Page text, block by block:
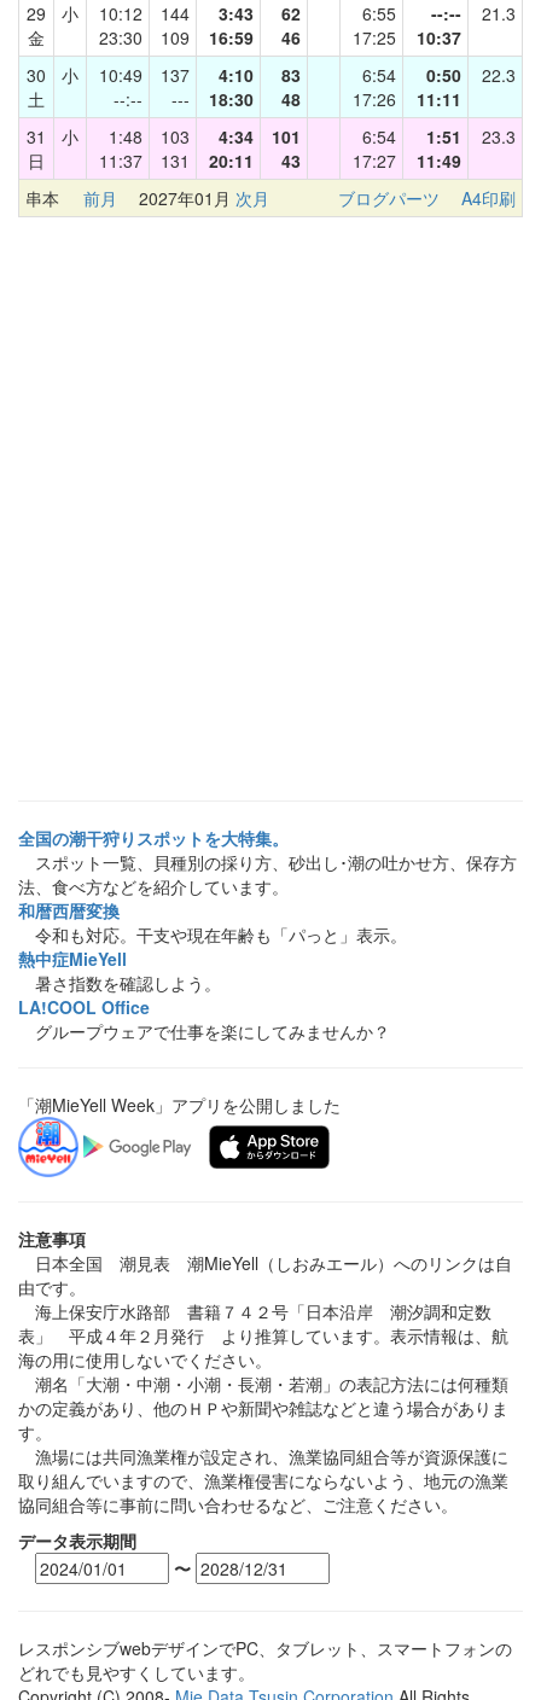
29
金
小
10:12
23:30
144
109
3:43
16:59
62
46
6:55
17:25
--:--
10:37
21.3
30
土
小
10:49
--:--
137
---
4:10
18:30
83
48
6:54
17:26
0:50
11:11
22.3
31
日
小
1:48
11:37
103
131
4:34
20:11
101
43
6:54
17:27
1:51
11:49
23.3
串本 前月 2027年01月 次月 ブログパーツ A4印刷
全国の潮干狩りスポットを大特集。
スポット一覧、貝種別の採り方、砂出し･潮の吐かせ方、保存方
法、食べ方などを紹介しています。
和暦西暦変換
令和も対応。干支や現在年齢も「パっと」表示。
熱中症MieYell
暑さ指数を確認しよう。
LA!COOL Office
グループウェアで仕事を楽にしてみませんか？
「潮MieYell Week」アプリを公開しました
注意事項
日本全国 潮見表 潮MieYell（しおみエール）へのリンクは自
由です。
海上保安庁水路部 書籍７４２号「日本沿岸 潮汐調和定数
表」 平成４年２月発行 より推算しています。表示情報は、航
海の用に使用しないでください。
潮名「大潮・中潮・小潮・長潮・若潮」の表記方法には何種類
かの定義があり、他のＨＰや新聞や雑誌などと違う場合がありま
す。
漁場には共同漁業権が設定され、漁業協同組合等が資源保護に
取り組んでいますので、漁業権侵害にならないよう、地元の漁業
協同組合等に事前に問い合わせるなど、ご注意ください。
データ表示期間
〜
レスポンシブwebデザインでPC、タブレット、スマートフォンの
どれでも見やすくしています。